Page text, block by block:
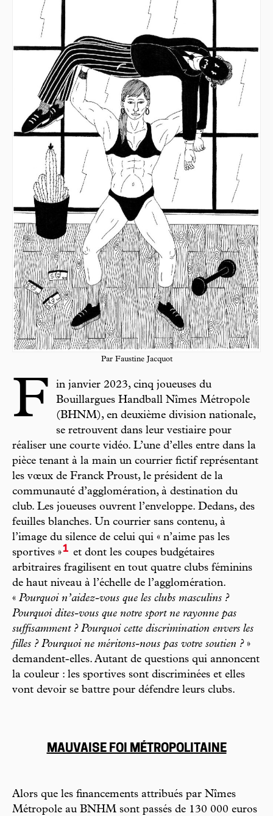
Par Faustine Jacquot
F
in janvier 2023, cinq joueuses du
Bouillargues Handball Nîmes Métropole
(BHNM), en deuxième division nationale,
se retrouvent dans leur vestiaire pour
réaliser une courte vidéo. L’une d’elles entre dans la
pièce tenant à la main un courrier fictif représentant
les vœux de Franck Proust, le président de la
communauté d’agglomération, à destination du
club. Les joueuses ouvrent l’enveloppe. Dedans, des
feuilles blanches. Un courrier sans contenu, à
l’image du silence de celui qui « n’aime pas les
sportives »1 et dont les coupes budgétaires
arbitraires fragilisent en tout quatre clubs féminins
de haut niveau à l’échelle de l’agglomération.
« Pourquoi n’aidez-vous que les clubs masculins ?
Pourquoi dites-vous que notre sport ne rayonne pas
suffisamment ? Pourquoi cette discrimination envers les
filles ? Pourquoi ne méritons-nous pas votre soutien ?»
demandent-elles. Autant de questions qui annoncent
la couleur : les sportives sont discriminées et elles
vont devoir se battre pour défendre leurs clubs.
MAUVAISE FOI MÉTROPOLITAINE
Alors que les financements attribués par Nîmes
Métropole au BNHM sont passés de 130 000 euros